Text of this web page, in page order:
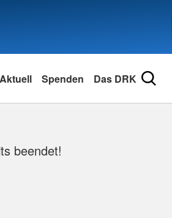
Aktuell Spenden Das DRK
beendet!